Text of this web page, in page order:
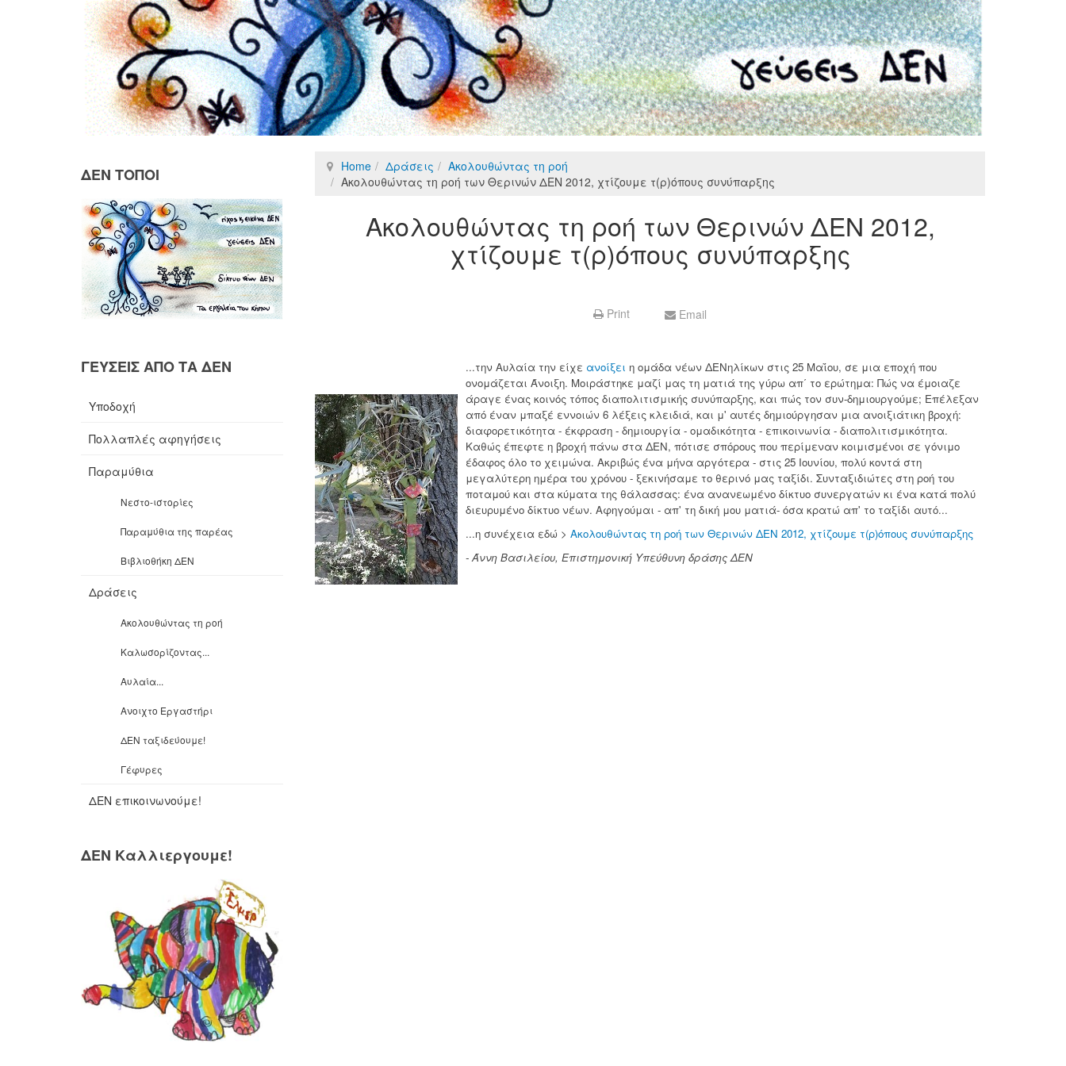
Home Δράσεις
Ακολουθώντας τη ροή
Ακολουθώντας τη ροή των Θερινών ΔΕΝ 2012, χτίζουμε τ(ρ)όπους συνύπαρξης
Ακολουθώντας τη ροή των Θερινών ΔΕΝ 2012,
χτίζουμε τ(ρ)όπους συνύπαρξης
Print Email
...την Αυλαία την είχε ανοίξει η ομάδα νέων ΔΕΝηλίκων στις 25 Μαΐου, σε μια εποχή που
ονομάζεται Άνοιξη. Μοιράστηκε μαζί μας τη ματιά της γύρω απ΄ το ερώτημα: Πώς να έμοιαζε
άραγε ένας κοινός τόπος διαπολιτισμικής συνύπαρξης, και πώς τον συν-δημιουργούμε; Επέλεξαν
από έναν μπαξέ εννοιών 6 λέξεις κλειδιά, και μ' αυτές δημιούργησαν μια ανοιξιάτικη βροχή:
διαφορετικότητα - έκφραση - δημιουργία - ομαδικότητα - επικοινωνία - διαπολιτισμικότητα.
Καθώς έπεφτε η βροχή πάνω στα ΔΕΝ, πότισε σπόρους που περίμεναν κοιμισμένοι σε γόνιμο
έδαφος όλο το χειμώνα. Ακριβώς ένα μήνα αργότερα - στις 25 Ιουνίου, πολύ κοντά στη
μεγαλύτερη ημέρα του χρόνου - ξεκινήσαμε το θερινό μας ταξίδι. Συνταξιδιώτες στη ροή του
ποταμού και στα κύματα της θάλασσας: ένα ανανεωμένο δίκτυο συνεργατών κι ένα κατά πολύ
διευρυμένο δίκτυο νέων. Αφηγούμαι - απ' τη δική μου ματιά- όσα κρατώ απ' το ταξίδι αυτό...
...η συνέχεια εδώ > Ακολουθώντας τη ροή των Θερινών ΔΕΝ 2012, χτίζουμε τ(ρ)όπους συνύπαρξης
- Άννη Βασιλείου, Επιστημονική Υπεύθυνη δράσης ΔΕΝ
ΔΕΝ ΤΟΠΟΙ
ΓΕΥΣΕΙΣ ΑΠΟ ΤΑ ΔΕΝ
Υποδοχή
Πολλαπλές αφηγήσεις
Παραμύθια
Νεστο-ιστορίες
Παραμύθια της παρέας
Βιβλιοθήκη ΔΕΝ
Δράσεις
Ακολουθώντας τη ροή
Καλωσορίζοντας...
Αυλαία...
Ανοιχτο Εργαστήρι
ΔΕΝ ταξιδεύουμε!
Γέφυρες
ΔΕΝ επικοινωνούμε!
ΔΕΝ Καλλιεργουμε!